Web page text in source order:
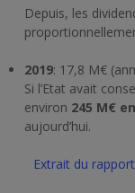
Depuis, les
2019: 17,8 M€
Si l’Etat avait
environ 245 M€
aujourd’hui.
Extrait du